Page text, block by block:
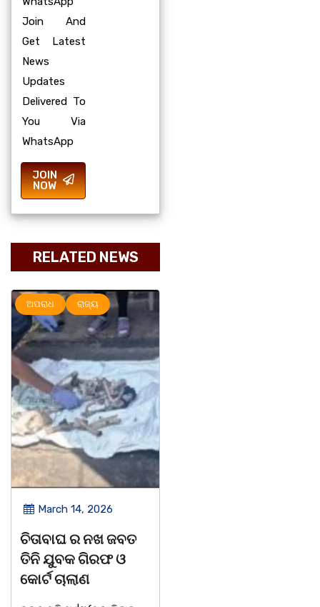
Join And
Get Latest
News
Updates
Delivered To
You Via
WhatsApp
JOIN
NOW
RELATED NEWS
ଅପରାଧ ରାଜ୍ୟ
March 14, 2026
ଚିତାବାଘ ର ନଖ ଜବତ
ତିନି ଯୁବକ ଗିରଫ ଓ
କୋର୍ଟ ଚାଲାଣ